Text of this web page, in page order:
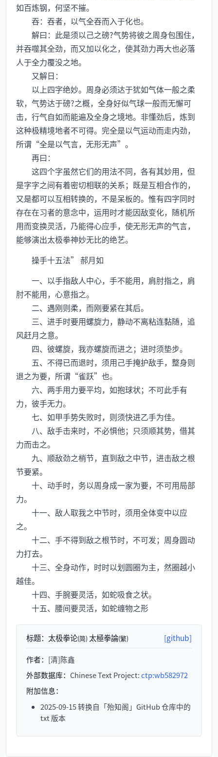
如百炼钢，何坚不摧。
吞：吞者，以气全吞而入于化也。
解曰：此是须以己之磅?气势将彼之周身包围住，
并吞噬其全劲，而又加以化之，使其劲力再大也必落
人于全力覆没之地。
又解日：
以上四字绝妙。周身必须达于犹如气体一般之柔
软，气势达于磅?之概，全身好似气球一般而无懈可
击，行气自如而能遍及全身之境地。非懂劲后，炼到
这种极精境地者不可得。完全是以气运动而走内劲，
所谓“全是以气言，无形无声”。
再曰：
这四个字虽然它们的用法不同，各有其妙用，但
是字字之间有着密切相联的关系；既是互相合作的，
又是都可以互相转换的，不是呆板的。惟有四字同时
存在在习者的意念中，运用时才能因敌变化，随机所
用而变换灵活，乃能得心应手，使无形无声的气言，
能够演出太极拳神妙无比的绝艺。
操手十五法” 郝月如
一、以手指敌人中心，手不能用，肩肘指之，肩
肘不能用，心意指之。
二、遇刚则柔，而刚要紧在其后。
三、进手时要用螺旋力，静动不离粘连黏随，追
风赶月之意。
四、彼螺旋，我亦螺旋而进之；进时须垫步。
五、不得已而退时，须用己手掩护敌手，整身则
退之为要，所谓“雀跃”也。
六、两手用力要平均，如抱球状；不可此手有
力，彼手无力。
七、如甲手势失败时，则须快进乙手为佳。
八、敌手击来时，不必惧他；只须顺其势，借其
力而击之。
九、顺敌劲之梢节，直到敌之中节，进击敌之根
节要紧。
十、动手时，务以周身成一家为要，不可用局部
力。
十一、敌人取我之中节时，须用全体变中以应
之。
十二、手不得到敌之根节时，不可发；周身圆动
力打去。
十三、全身动作，时时以划圆圈为主，然圈越小
越佳。
十四、手腕要灵活，如蛇吸食之状。
十五、腰间要灵活，如蛇缠物之形
标题： 太极拳论(简) 太極拳論(繁) [github]
作者： [清]陈鑫
外部数据库： Chinese Text Project:ctp:wb582972
附加信息：
2025-09-15 转换自「殆知阁」GitHub 仓库中的
txt 版本